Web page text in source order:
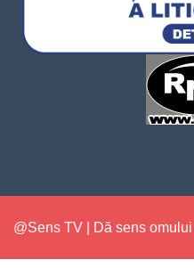
@Sens TV | Dă sens